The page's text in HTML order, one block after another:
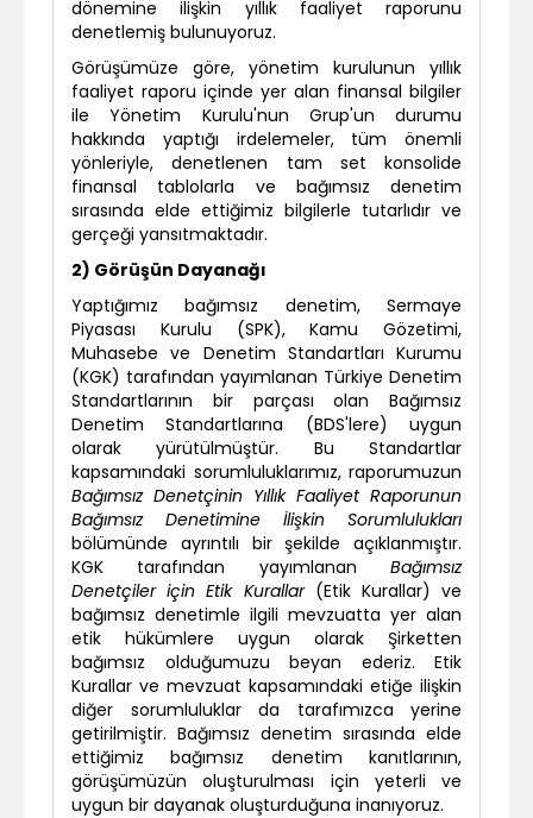
dönemine ilişkin yıllık faaliyet raporunu
denetlemiş bulunuyoruz.
Görüşümüze göre, yönetim kurulunun yıllık
faaliyet raporu içinde yer alan finansal bilgiler
ile Yönetim Kurulu'nun Grup'un durumu
hakkında yaptığı irdelemeler, tüm önemli
yönleriyle, denetlenen tam set konsolide
finansal tablolarla ve bağımsız denetim
sırasında elde ettiğimiz bilgilerle tutarlıdır ve
gerçeği yansıtmaktadır.
2) Görüşün Dayanağı
Yaptığımız bağımsız denetim, Sermaye
Piyasası Kurulu (SPK), Kamu Gözetimi,
Muhasebe ve Denetim Standartları Kurumu
(KGK) tarafından yayımlanan Türkiye Denetim
Standartlarının bir parçası olan Bağımsız
Denetim Standartlarına (BDS'lere) uygun
olarak yürütülmüştür. Bu Standartlar
kapsamındaki sorumluluklarımız, raporumuzun
Bağımsız Denetçinin Yıllık Faaliyet Raporunun
Bağımsız Denetimine İlişkin Sorumlulukları
bölümünde ayrıntılı bir şekilde açıklanmıştır.
KGK tarafından yayımlanan Bağımsız
Denetçiler için Etik Kurallar(Etik Kurallar) ve
bağımsız denetimle ilgili mevzuatta yer alan
etik hükümlere uygun olarak Şirketten
bağımsız olduğumuzu beyan ederiz. Etik
Kurallar ve mevzuat kapsamındaki etiğe ilişkin
diğer sorumluluklar da tarafımızca yerine
getirilmiştir. Bağımsız denetim sırasında elde
ettiğimiz bağımsız denetim kanıtlarının,
görüşümüzün oluşturulması için yeterli ve
uygun bir dayanak oluşturduğuna inanıyoruz.